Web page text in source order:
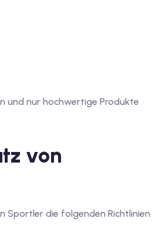
und nur hochwertige Produkte
von
Sportler die folgenden Richtlinien